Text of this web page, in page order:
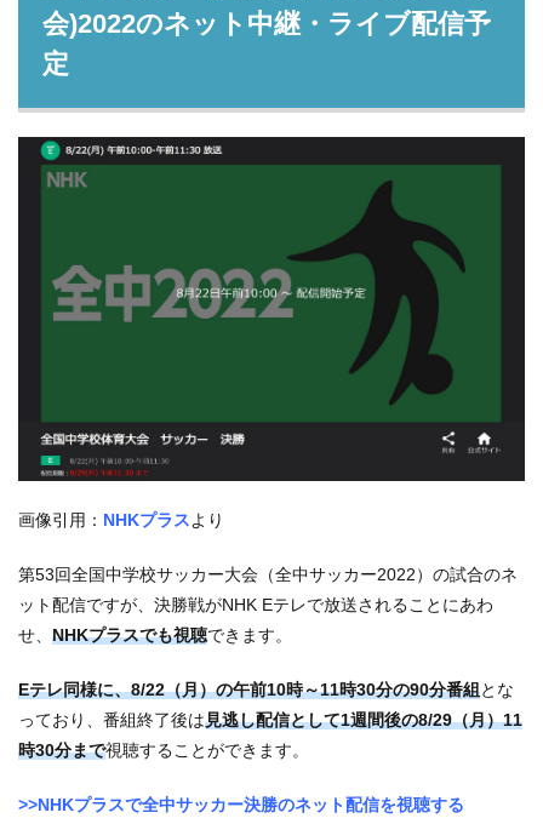
会)2022のネット中継・ライブ配信予
定
画像引用： NHKプラスより
第53回全国中学校サッカー大会（全中サッカー2022）の試合のネ
ット配信ですが、決勝戦がNHK Eテレで放送されることにあわ
せ、 NHKプラスでも視聴できます。
Eテレ同様に、8/22（月）の午前10時～11時30分の90分番組とな
っており、番組終了後は見逃し配信として1週間後の8/29（月）11
時30分まで視聴することができます。
>>NHKプラスで全中サッカー決勝のネット配信を視聴する